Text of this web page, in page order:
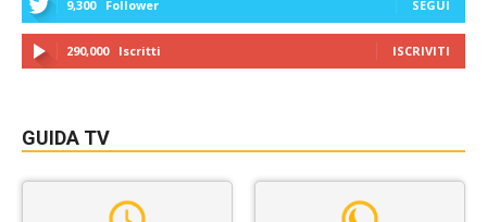
9,300 Follower SEGUI
290,000 Iscritti ISCRIVITI
GUIDA TV